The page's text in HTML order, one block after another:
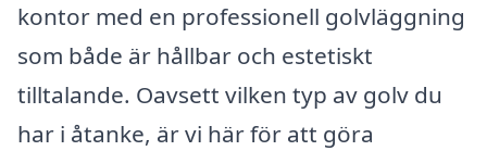
kontor med en professionell golvläggning
som både är hållbar och estetiskt
tilltalande. Oavsett vilken typ av golv du
har i åtanke, är vi här för att göra